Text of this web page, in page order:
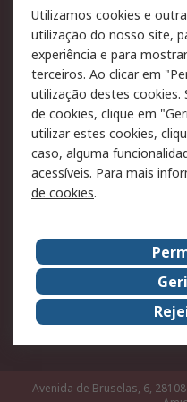
Pagamento e
faturação
Legal
Aviso legal
Política de
- Atualizada
Condições de venda
Sobre a RS
A RS no mundo
Sobre a RS
ESG
Avenida de Bruselas, 6,
Utilizamos cookies e
utilização do nosso site,
experiência e para
terceiros. Ao clicar em
utilização destes cookies.
de cookies, clique em
utilizar estes cookies,
caso, alguma
acessíveis. Para mais
de cookies.